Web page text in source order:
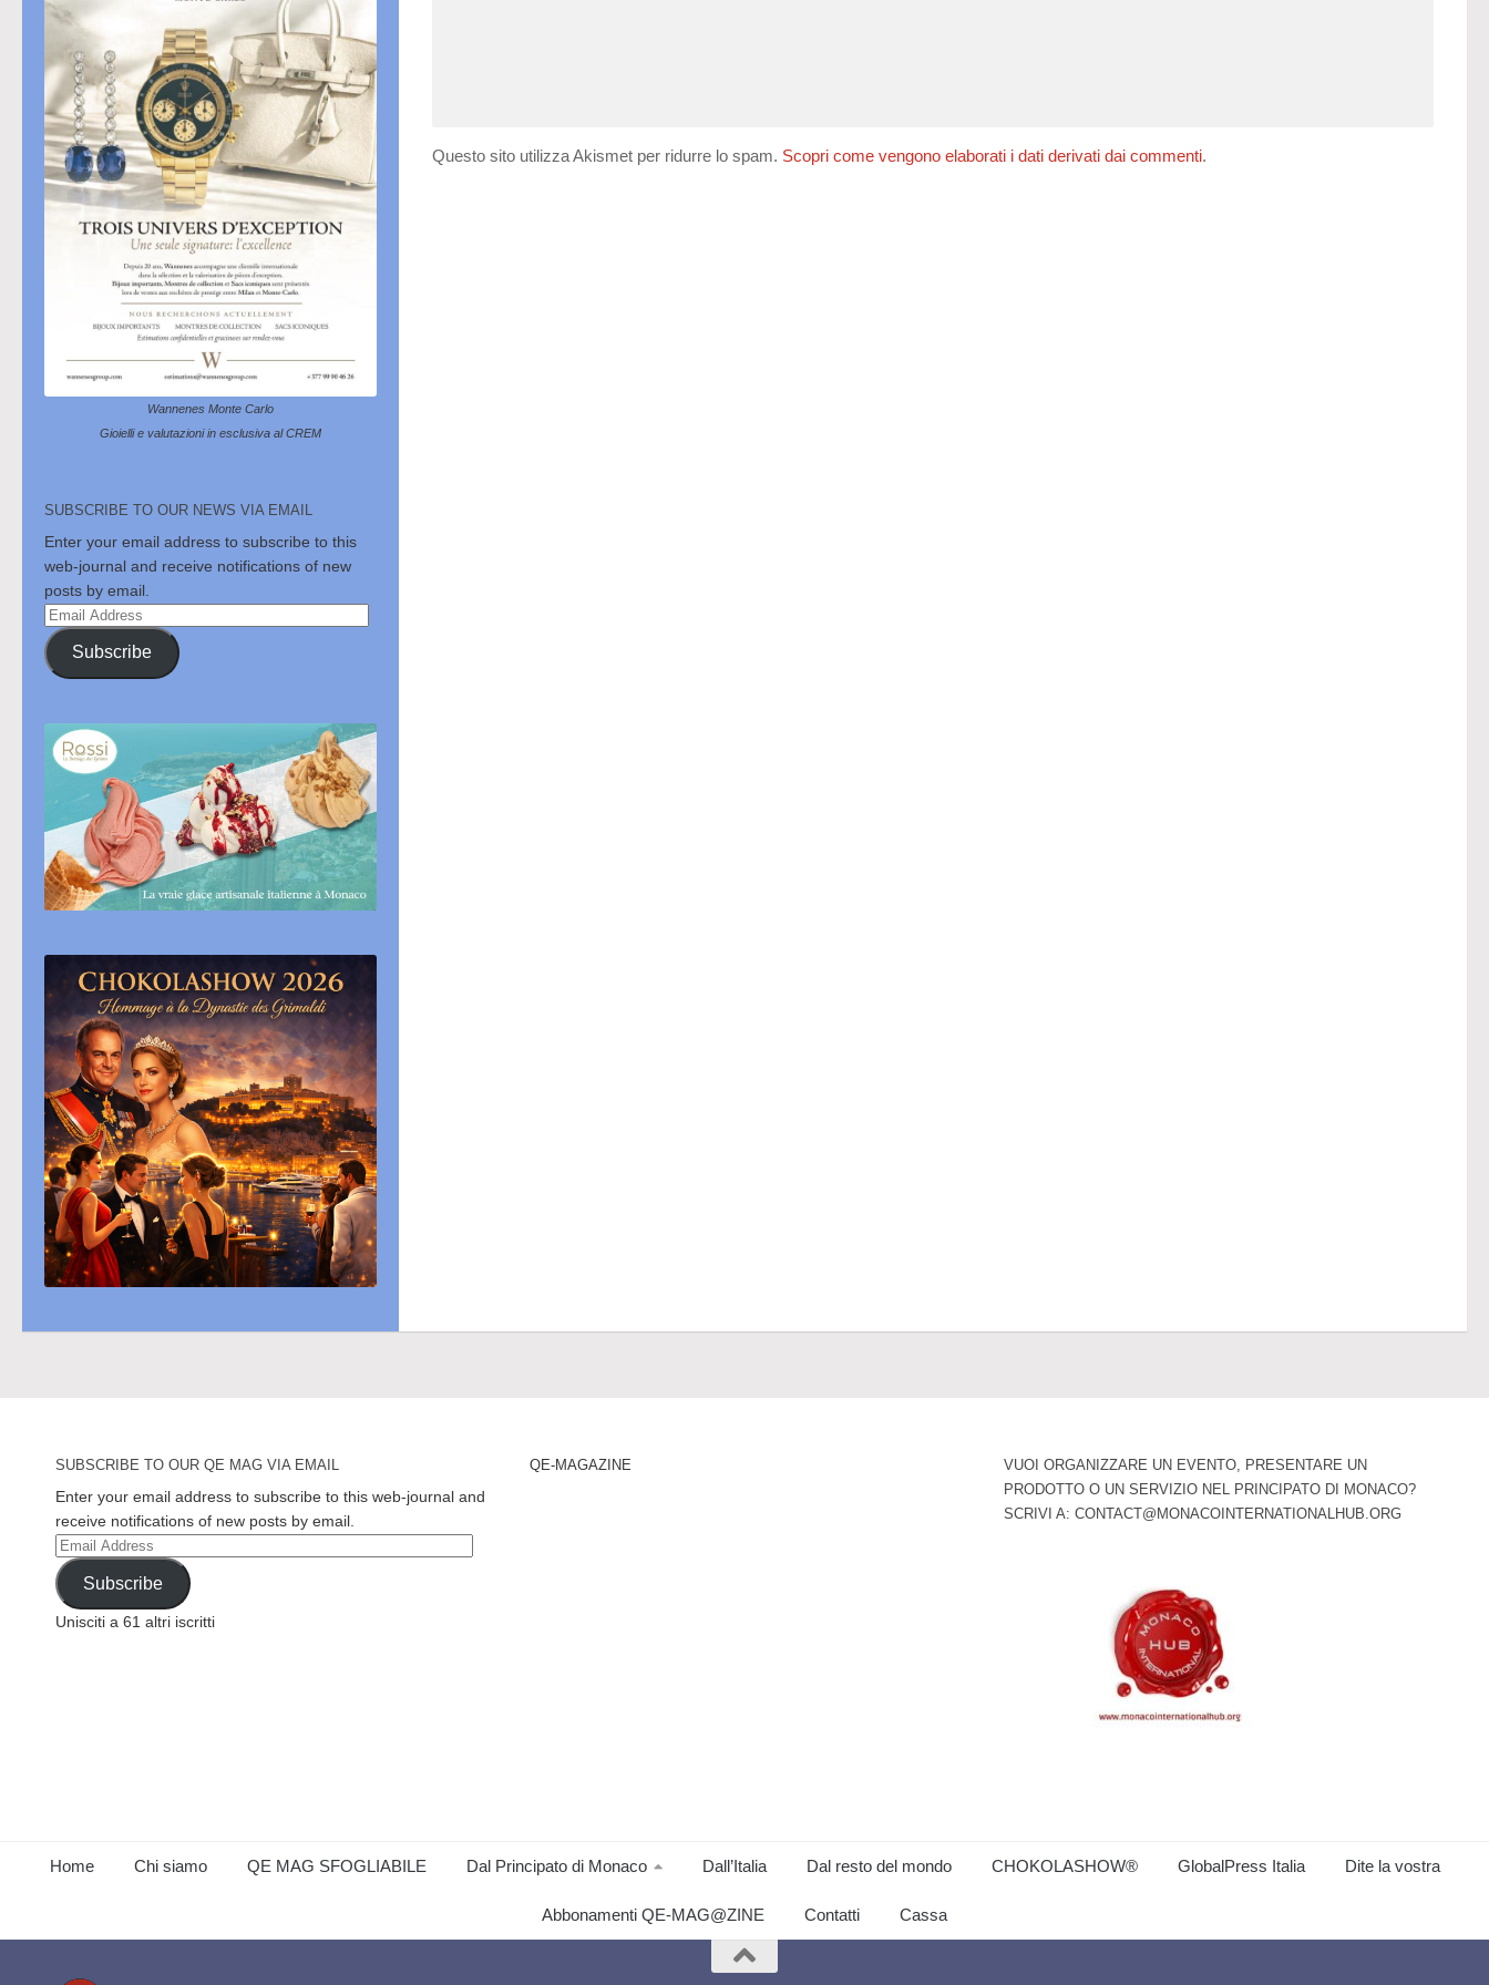
Questo sito utilizza Akismet per ridurre lo spam. Scopri come vengono elaborati i dati derivati dai commenti.
Wannenes Monte Carlo
Gioielli e valutazioni in esclusiva al CREM
SUBSCRIBE TO OUR NEWS VIA EMAIL
Enter your email address to subscribe to this
web-journal and receive notifications of new
posts by email.
Email
Address
Subscribe
SUBSCRIBE TO OUR QE MAG VIA EMAIL
Enter your email address to subscribe to this web-journal and
receive notifications of new posts by email.
Email
Address
Subscribe
Unisciti a 61 altri iscritti
QE-MAGAZINE
VUOI ORGANIZZARE UN EVENTO, PRESENTARE UN
PRODOTTO O UN SERVIZIO NEL PRINCIPATO DI MONACO?
SCRIVI A: CONTACT@MONACOINTERNATIONALHUB.ORG
Home Chi siamo QE MAG SFOGLIABILE Dal Principato di Monaco Dall’Italia Dal resto del mondo CHOKOLASHOW® GlobalPress Italia Dite la vostra
Abbonamenti QE-MAG@ZINE Contatti Cassa